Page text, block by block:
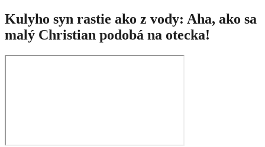
Kulyho syn rastie ako z vody: Aha, ako sa
malý Christian podobá na otecka!